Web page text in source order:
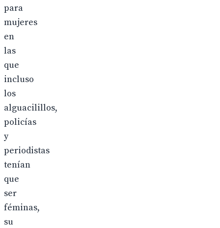
para
mujeres
en
las
que
incluso
los
alguacilillos,
policías
y
periodistas
tenían
que
ser
féminas,
su